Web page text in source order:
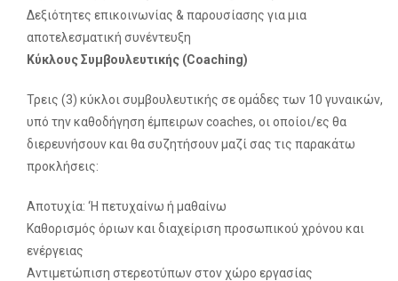
Δεξιότητες επικοινωνίας & παρουσίασης για μια
αποτελεσματική συνέντευξη
Κύκλους Συμβουλευτικής (Coaching)
Τρεις (3) κύκλοι συμβουλευτικής σε ομάδες των 10 γυναικών,
υπό την καθοδήγηση έμπειρων coaches, οι οποίοι/ες θα
διερευνήσουν και θα συζητήσουν μαζί σας τις παρακάτω
προκλήσεις:
Αποτυχία: ‘Η πετυχαίνω ή μαθαίνω
Καθορισμός όριων και διαχείριση προσωπικού χρόνου και
ενέργειας
Αντιμετώπιση στερεοτύπων στον χώρο εργασίας